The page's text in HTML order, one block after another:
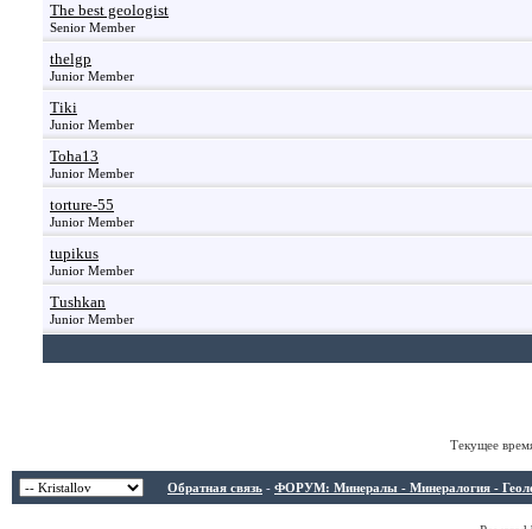
The best geologist
Senior Member
thelgp
Junior Member
Tiki
Junior Member
Toha13
Junior Member
torture-55
Junior Member
tupikus
Junior Member
Tushkan
Junior Member
Текущее
Обратная связь - ФОРУМ: Минералы - Минералогия -